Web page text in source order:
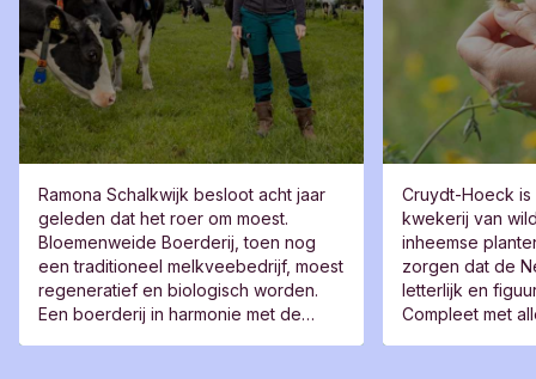
Ramona Schalkwijk besloot acht jaar
geleden dat het roer om moest.
Bloemenweide Boerderij, toen nog
een traditioneel melkveebedrijf, moest
regeneratief en biologisch worden.
Een boerderij in harmonie met de
Cruydt-Hoeck
kwekerij van
inheemse
zorgen dat de
letterlijk en
Compleet met